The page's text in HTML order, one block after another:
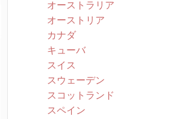
オーストラリア
オーストリア
カナダ
キューバ
スイス
スウェーデン
スコットランド
スペイン